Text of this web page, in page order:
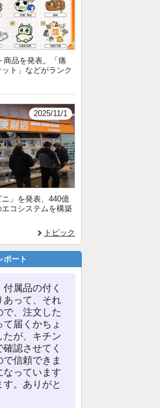
商品を発表。「痛
ト」などがランク
2025/11/1
」を発表、440億
コシステムを構築
トピック
ポート
属品の付く
あって、それ
で、注文した
届くかちょ
たが、キチン
認させてく
信頼できま
なっています
。ありがと